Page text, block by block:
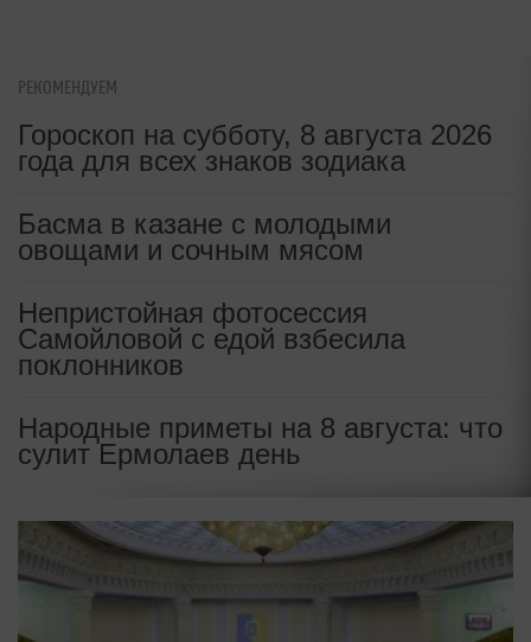
РЕКОМЕНДУЕМ
Гороскоп на субботу, 8 августа 2026
года для всех знаков зодиака
Басма в казане с молодыми
овощами и сочным мясом
Непристойная фотосессия
Самойловой с едой взбесила
поклонников
Народные приметы на 8 августа: что
сулит Ермолаев день